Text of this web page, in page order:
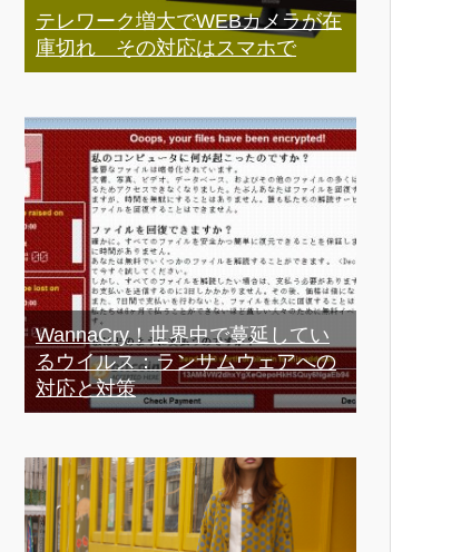
テレワーク増大でWEBカメラが在
庫切れ その対応はスマホで
WannaCry！世界中で蔓延してい
るウイルス：ランサムウェアへの
対応と対策